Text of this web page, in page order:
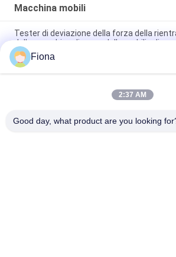
Macchina mobili
Tester di deviazione della forza della
della macchina di prova della mobilia di
palla
Macchina di prova di forza del vento
Macchina di prove completa
Fiona
2:37 AM
Good day, what product are you looking